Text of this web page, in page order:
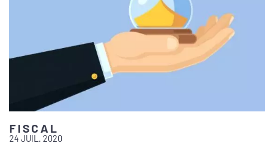
FISCAL
24 JUIL. 2020